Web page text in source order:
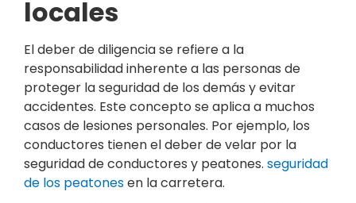
locales
El deber de diligencia se refiere a la
responsabilidad inherente a las personas de
proteger la seguridad de los demás y evitar
accidentes. Este concepto se aplica a muchos
casos de lesiones personales. Por ejemplo, los
conductores tienen el deber de velar por la
seguridad de conductores y peatones. seguridad
de los peatonesen la carretera.